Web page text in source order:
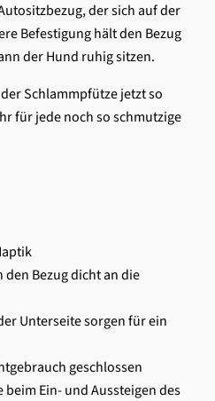
der sich auf der
Befestigung hält den Bezug
der Hund ruhig sitzen.
Schlammpfütze jetzt so
für jede noch so schmutzige
Bezug dicht an die
Unterseite sorgen für ein
geschlossen
Ein- und Aussteigen des